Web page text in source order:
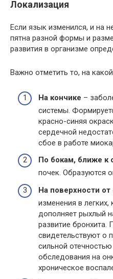
Локализация
Если язык изменился, и на
пятна разной формы и
развития в организме
Важно отметить то, на
На кончике –
системы.
красно-синяя
сердечной
сбое в работе
По бокам, ближе к
почек. Образуются
На поверхности
изменения в легких,
дополняет рыхлый
развитие бронхита.
свидетельствуют о
сильной
обследования на
хроническое